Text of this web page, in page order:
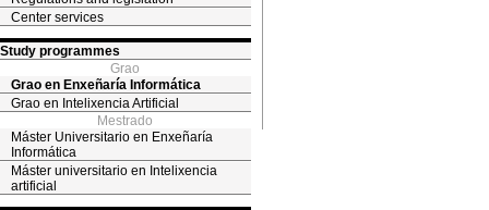
Center services
Study programmes
Grao
Grao en Enxeñaría Informática
Grao en Intelixencia Artificial
Mestrado
Máster Universitario en Enxeñaría
Informática
Máster universitario en Intelixencia
artificial